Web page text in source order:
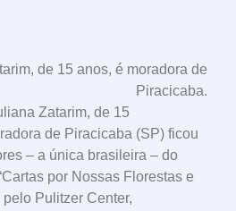
de 15 anos, é moradora de
Piracicaba.
Zatarim, de 15
de Piracicaba (SP) ficou
– a única brasileira – do
por Nossas Florestas e
Pulitzer Center,